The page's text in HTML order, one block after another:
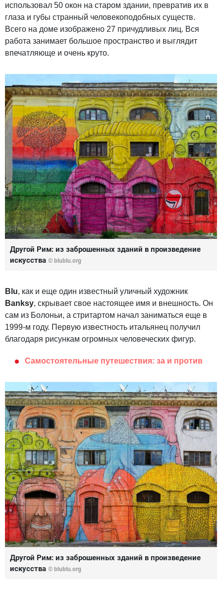
использовал 50 окон на старом здании, превратив их в
глаза и губы странный человекоподобных существ.
Всего на доме изображено 27 причудливых лиц. Вся
работа занимает большое пространство и выглядит
впечатляюще и очень круто.
Другой Рим: из заброшенных зданий в произведение
искусства © blublu.org
Blu, как и еще один известный уличный художник
Banksy, скрывает свое настоящее имя и внешность. Он
сам из Болоньи, а стритартом начал заниматься еще в
1999-м году. Первую известность итальянец получил
благодаря рисункам огромных человеческих фигур.
Самостоятельные путешествия: за и против
Другой Рим: из заброшенных зданий в произведение
искусства © blublu.org